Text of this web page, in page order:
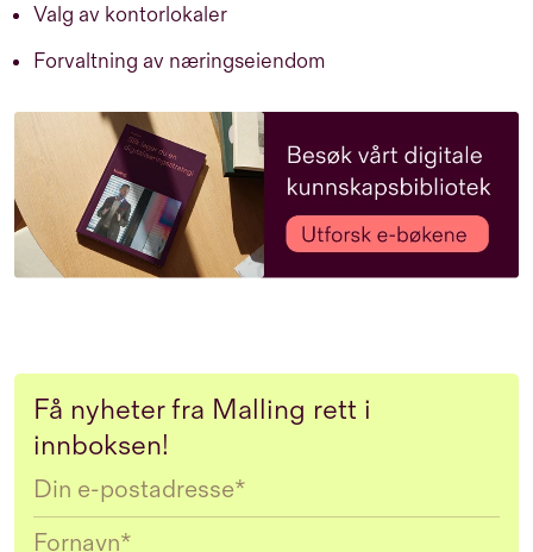
Valg av kontorlokaler
Forvaltning av næringseiendom
Få nyheter fra Malling rett i
innboksen!
Email